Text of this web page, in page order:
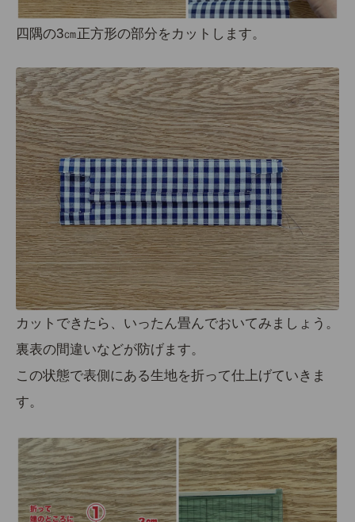
四隅の3㎝正方形の部分をカットします。
カットできたら、 いったん畳んでおいてみましょう。
裏表の間違いなどが防げます。
この状態で表側にある生地を折って仕上げていきま
す。